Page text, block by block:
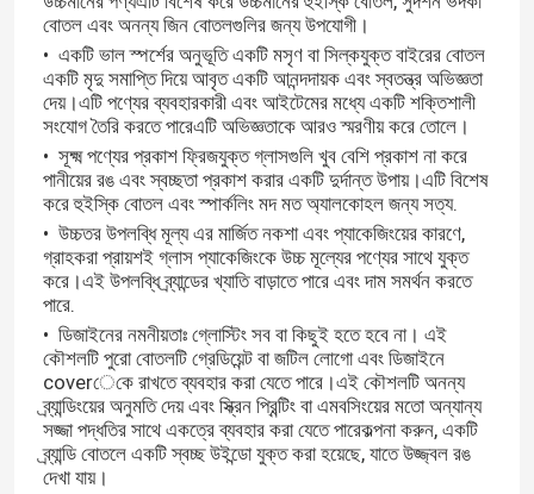
কারখানা ভ্রমণ
মান নিয়ন্ত্রণ
আমাদের সাথে যোগাযোগ করুন
উদ্ধৃতির জন্য আবেদন
কাচের বোতল
গ্লাসের জার
বোতল এবং অনন্য জিন বোতলগুলির জন্য উপযোগী।
• একটি ভাল স্পর্শের অনুভূতি একটি মসৃণ বা সিল্কযুক্ত বাইরের বোতল
একটি মৃদু সমাপ্তি দিয়ে আবৃত একটি আনন্দদায়ক এবং স্বতন্ত্র অভিজ্ঞতা
দেয়।এটি পণ্যের ব্যবহারকারী এবং আইটেমের মধ্যে একটি শক্তিশালী
সংযোগ তৈরি করতে পারেএটি অভিজ্ঞতাকে আরও স্মরণীয় করে তোলে।
• সূক্ষ্ম পণ্যের প্রকাশ ফ্রিজযুক্ত গ্লাসগুলি খুব বেশি প্রকাশ না করে
পানীয়ের রঙ এবং স্বচ্ছতা প্রকাশ করার একটি দুর্দান্ত উপায়।এটি বিশেষ
করে হুইস্কি বোতল এবং স্পার্কলিং মদ মত অ্যালকোহল জন্য সত্য.
• উচ্চতর উপলব্ধি মূল্য এর মার্জিত নকশা এবং প্যাকেজিংয়ের কারণে,
গ্রাহকরা প্রায়শই গ্লাস প্যাকেজিংকে উচ্চ মূল্যের পণ্যের সাথে যুক্ত
করে।এই উপলব্ধি ব্র্যান্ডের খ্যাতি বাড়াতে পারে এবং দাম সমর্থন করতে
পারে.
• ডিজাইনের নমনীয়তাঃ গ্লোস্টিং সব বা কিছুই হতে হবে না। এই
কৌশলটি পুরো বোতলটি গ্রেডিয়েন্ট বা জটিল লোগো এবং ডিজাইনে
coverেকে রাখতে ব্যবহার করা যেতে পারে।এই কৌশলটি অনন্য
ব্র্যান্ডিংয়ের অনুমতি দেয় এবং স্ক্রিন প্রিন্টিং বা এমবসিংয়ের মতো অন্যান্য
সজ্জা পদ্ধতির সাথে একত্রে ব্যবহার করা যেতে পারেকল্পনা করুন, একটি
ব্র্যান্ডি বোতলে একটি স্বচ্ছ উইন্ডো যুক্ত করা হয়েছে, যাতে উজ্জ্বল রঙ
দেখা যায়।